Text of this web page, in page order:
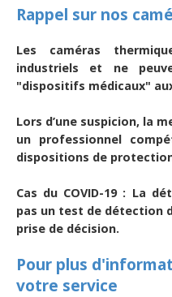
Rappel sur nos
Les caméras
industriels et ne
"dispositifs médicaux"
Lors d’une suspicion, la
un professionnel
dispositions de
Cas du COVID-19 : La
pas un test de détection
prise de décision.
Pour plus
votre service